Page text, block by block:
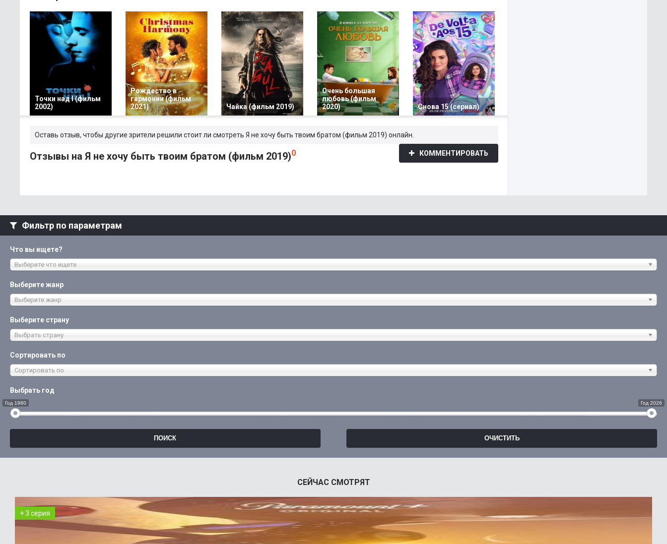
Точки над I (фильм
2002)
Рождество в
гармонии (фильм
2021)
Чайка (фильм 2019)
Очень большая
любовь (фильм
2020)
Снова 15 (сериал)
Оставь отзыв, чтобы другие зрители решили стоит ли смотреть Я не хочу быть твоим братом (фильм 2019) онлайн.
Отзывы на Я не хочу быть твоим братом (фильм 2019)0 КОММЕНТИРОВАТЬ
Фильтр по параметрам
Что вы ищете?
Выберите что ищете
Выберите жанр
Выберите жанр
Выберите страну
Выбрать страну
Сортировать по
Сортировать по
Выбрать год
Год 1980 Год 2026
СЕЙЧАС СМОТРЯТ
+ 3 серия